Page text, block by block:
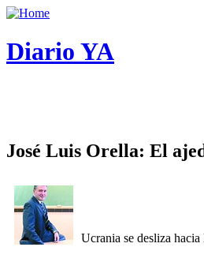
Diario YA
José Luis Orella: El
Ucrania se desliza